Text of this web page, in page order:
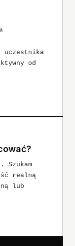
uczestnika
od
Szukam
realną
lub